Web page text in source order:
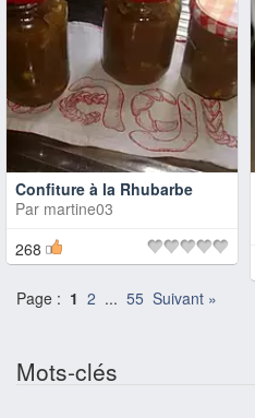
Confiture à la Rhubarbe
Par martine03
268
Page : 1 2 ... 55 Suivant »
Mots-clés